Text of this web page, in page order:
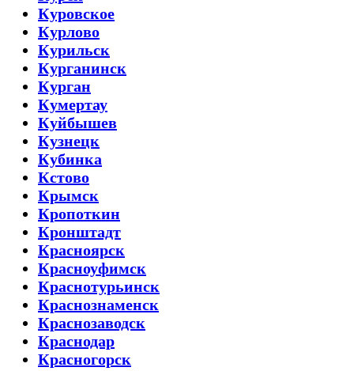
Куровское
Курлово
Курильск
Курганинск
Курган
Кумертау
Куйбышев
Кузнецк
Кубинка
Кстово
Крымск
Кропоткин
Кронштадт
Красноярск
Красноуфимск
Краснотурьинск
Краснознаменск
Краснозаводск
Краснодар
Красногорск